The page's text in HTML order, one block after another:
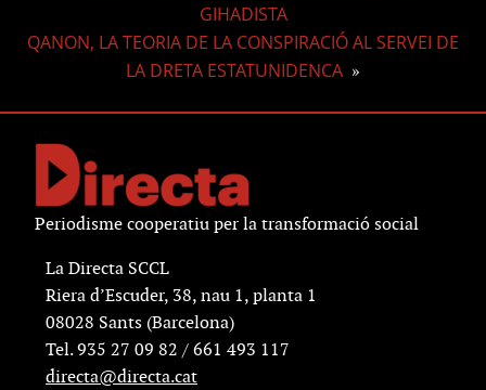
GIHADISTA
QANON, LA TEORIA DE LA CONSPIRACIÓ AL SERVEI DE
LA DRETA ESTATUNIDENCA »
Periodisme cooperatiu per la transformació social
La Directa SCCL
Riera d’Escuder, 38, nau 1, planta 1
08028 Sants (Barcelona)
Tel. 935 27 09 82 / 661 493 117
directa@directa.cat